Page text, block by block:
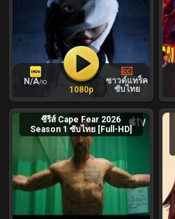
N/A/10
ซาวด์แทร็ค
ซับไทย
1080p
ซีรีส์ Cape Fear 2026
Season 1 ซับไทย [Full-HD]